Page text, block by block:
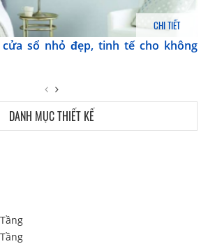
CHI TIẾT
sổ nhỏ đẹp, tinh tế cho không
DANH MỤC THIẾT KẾ